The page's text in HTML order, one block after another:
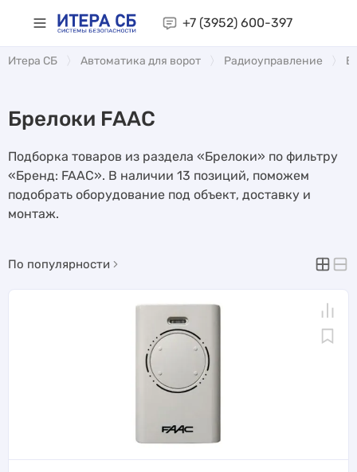
+7 (3952) 600-397
Итера СБ Автоматика для ворот Радиоуправление
Брелоки FAAC
Подборка товаров из раздела «Брелоки» по фильтру
«Бренд: FAAC». В наличии 13 позиций, поможем
подобрать оборудование под объект, доставку и
монтаж.
По популярности